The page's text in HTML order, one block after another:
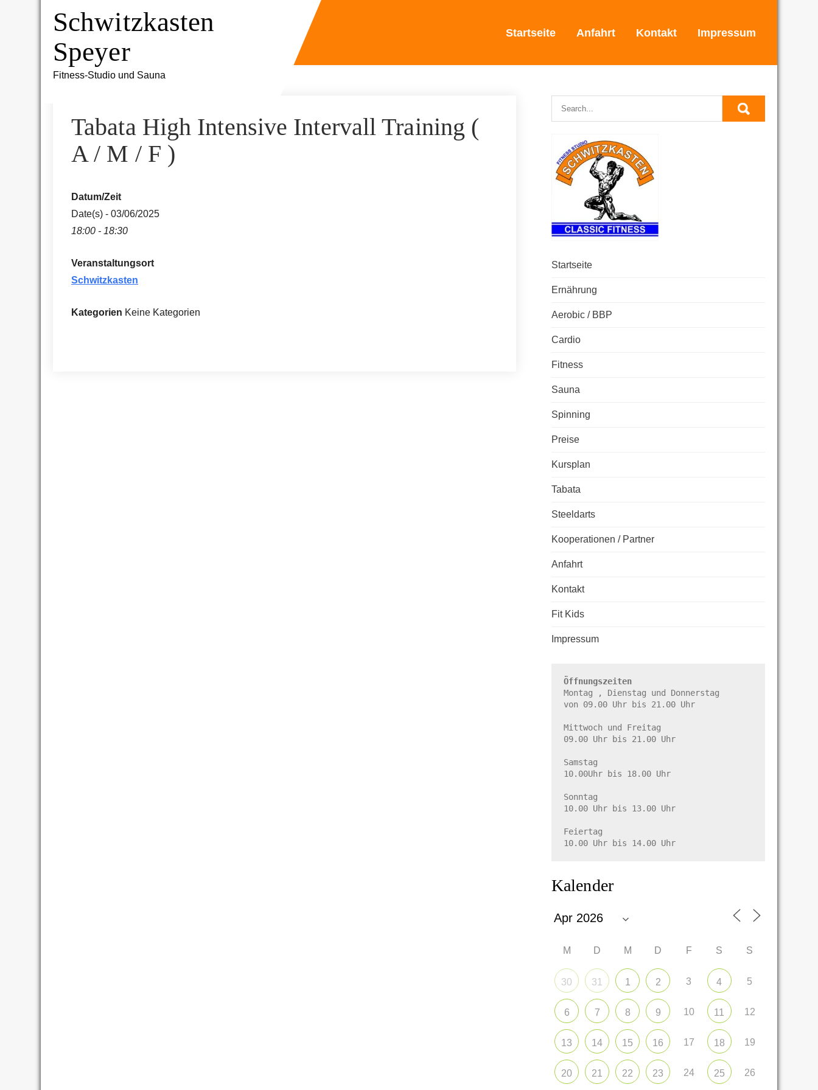
Schwitzkasten
Speyer
Fitness-Studio und Sauna
Startseite Anfahrt Kontakt Impressum
Tabata High Intensive Intervall Training (
A / M / F )
Datum/Zeit
Date(s) - 03/06/2025
18:00 - 18:30
Veranstaltungsort
Schwitzkasten
Kategorien Keine Kategorien
Startseite
Ernährung
Aerobic / BBP
Cardio
Fitness
Sauna
Spinning
Preise
Kursplan
Tabata
Steeldarts
Kooperationen / Partner
Anfahrt
Kontakt
Fit Kids
Impressum
Öffnungszeiten
Montag , Dienstag und Donnerstag
von 09.00 Uhr bis 21.00 Uhr
Mittwoch und Freitag
09.00 Uhr bis 21.00 Uhr
Samstag
10.00Uhr bis 18.00 Uhr
Sonntag
10.00 Uhr bis 13.00 Uhr
Feiertag
10.00 Uhr bis 14.00 Uhr
Kalender
M D M D F S S
30 31 1 2 3 4 5
6 7 8 9 10 11 12
13 14 15 16 17 18 19
20 21 22 23 24 25 26